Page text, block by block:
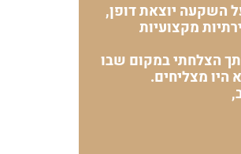
השקעה יוצאת דופן,
מקצועיות
הצלחתי במקום שבו
היו מצליחים.